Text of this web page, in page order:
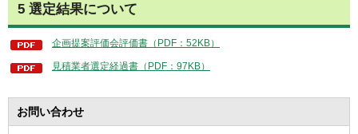
5 選定結果について
企画提案評価会評価書（PDF：52KB）
見積業者選定経過書（PDF：97KB）
お問い合わせ